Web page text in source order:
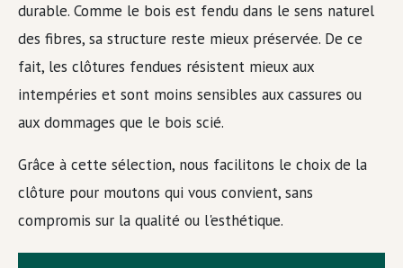
durable. Comme le bois est fendu dans le sens naturel
des fibres, sa structure reste mieux préservée. De ce
fait, les clôtures fendues résistent mieux aux
intempéries et sont moins sensibles aux cassures ou
aux dommages que le bois scié.
Grâce à cette sélection, nous facilitons le choix de la
clôture pour moutons qui vous convient, sans
compromis sur la qualité ou l'esthétique.